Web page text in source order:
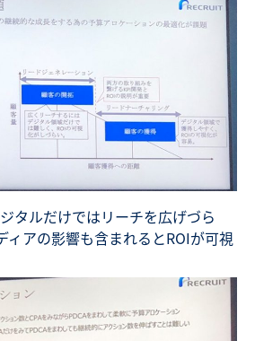
タルだけではリーチを広げづら
ィアの影響も含まれるとROIが可視